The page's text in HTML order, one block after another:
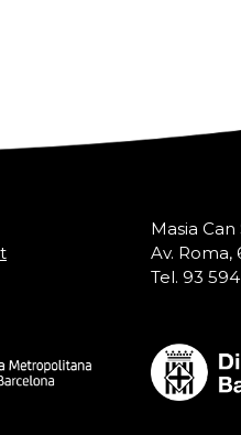
Masia
Av. Roma,
Tel. 93